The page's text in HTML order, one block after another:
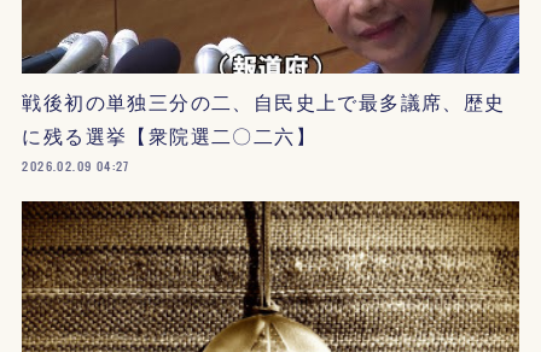
戦後初の単独三分の二、自民史上で最多議席、歴史
に残る選挙【衆院選二〇二六】
2026.02.09 04:27